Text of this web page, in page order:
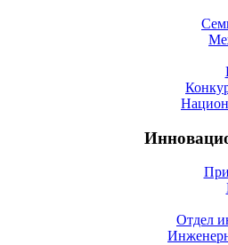
Отдел